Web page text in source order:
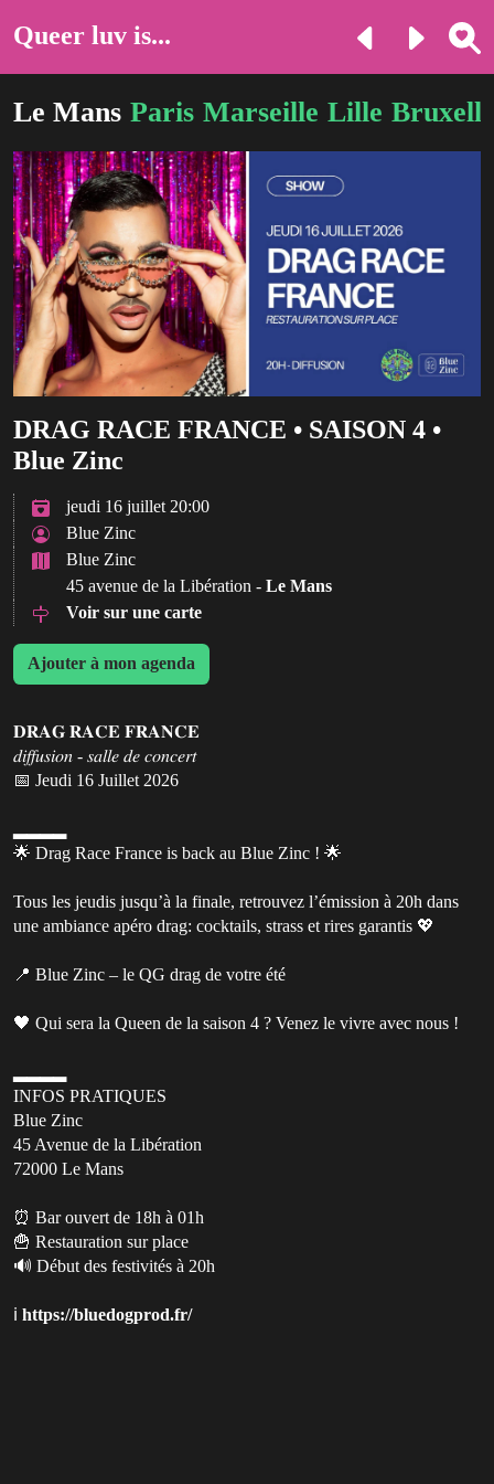
Queer luv is...
Le Mans Paris Marseille Lille
DRAG RACE FRANCE • SAISON 4 •
Blue Zinc
jeudi 16 juillet 20:00
Blue Zinc
Blue Zinc
45 avenue de la Libération - Le Mans
Voir sur une carte
Ajouter à mon agenda
𝐃𝐑𝐀𝐆 𝐑𝐀𝐂𝐄 𝐅𝐑𝐀𝐍𝐂𝐄
𝑑𝑖𝑓𝑓𝑢𝑠𝑖𝑜𝑛 - 𝑠𝑎𝑙𝑙𝑒 𝑑𝑒 𝑐𝑜𝑛𝑐𝑒𝑟𝑡
📅 Jeudi 16 Juillet 2026
🌟 Drag Race France is back au Blue Zinc ! 🌟
Tous les jeudis jusqu’à la finale, retrouvez l’émission à 20h dans
une ambiance apéro drag: cocktails, strass et rires garantis 💖
📍 Blue Zinc – le QG drag de votre été
🖤 Qui sera la Queen de la saison 4 ? Venez le vivre avec nous !
INFOS PRATIQUES
Blue Zinc
45 Avenue de la Libération
72000 Le Mans
⏰ Bar ouvert de 18h à 01h
🍟 Restauration sur place
🔊 Début des festivités à 20h
ℹ️ https://bluedogprod.fr/